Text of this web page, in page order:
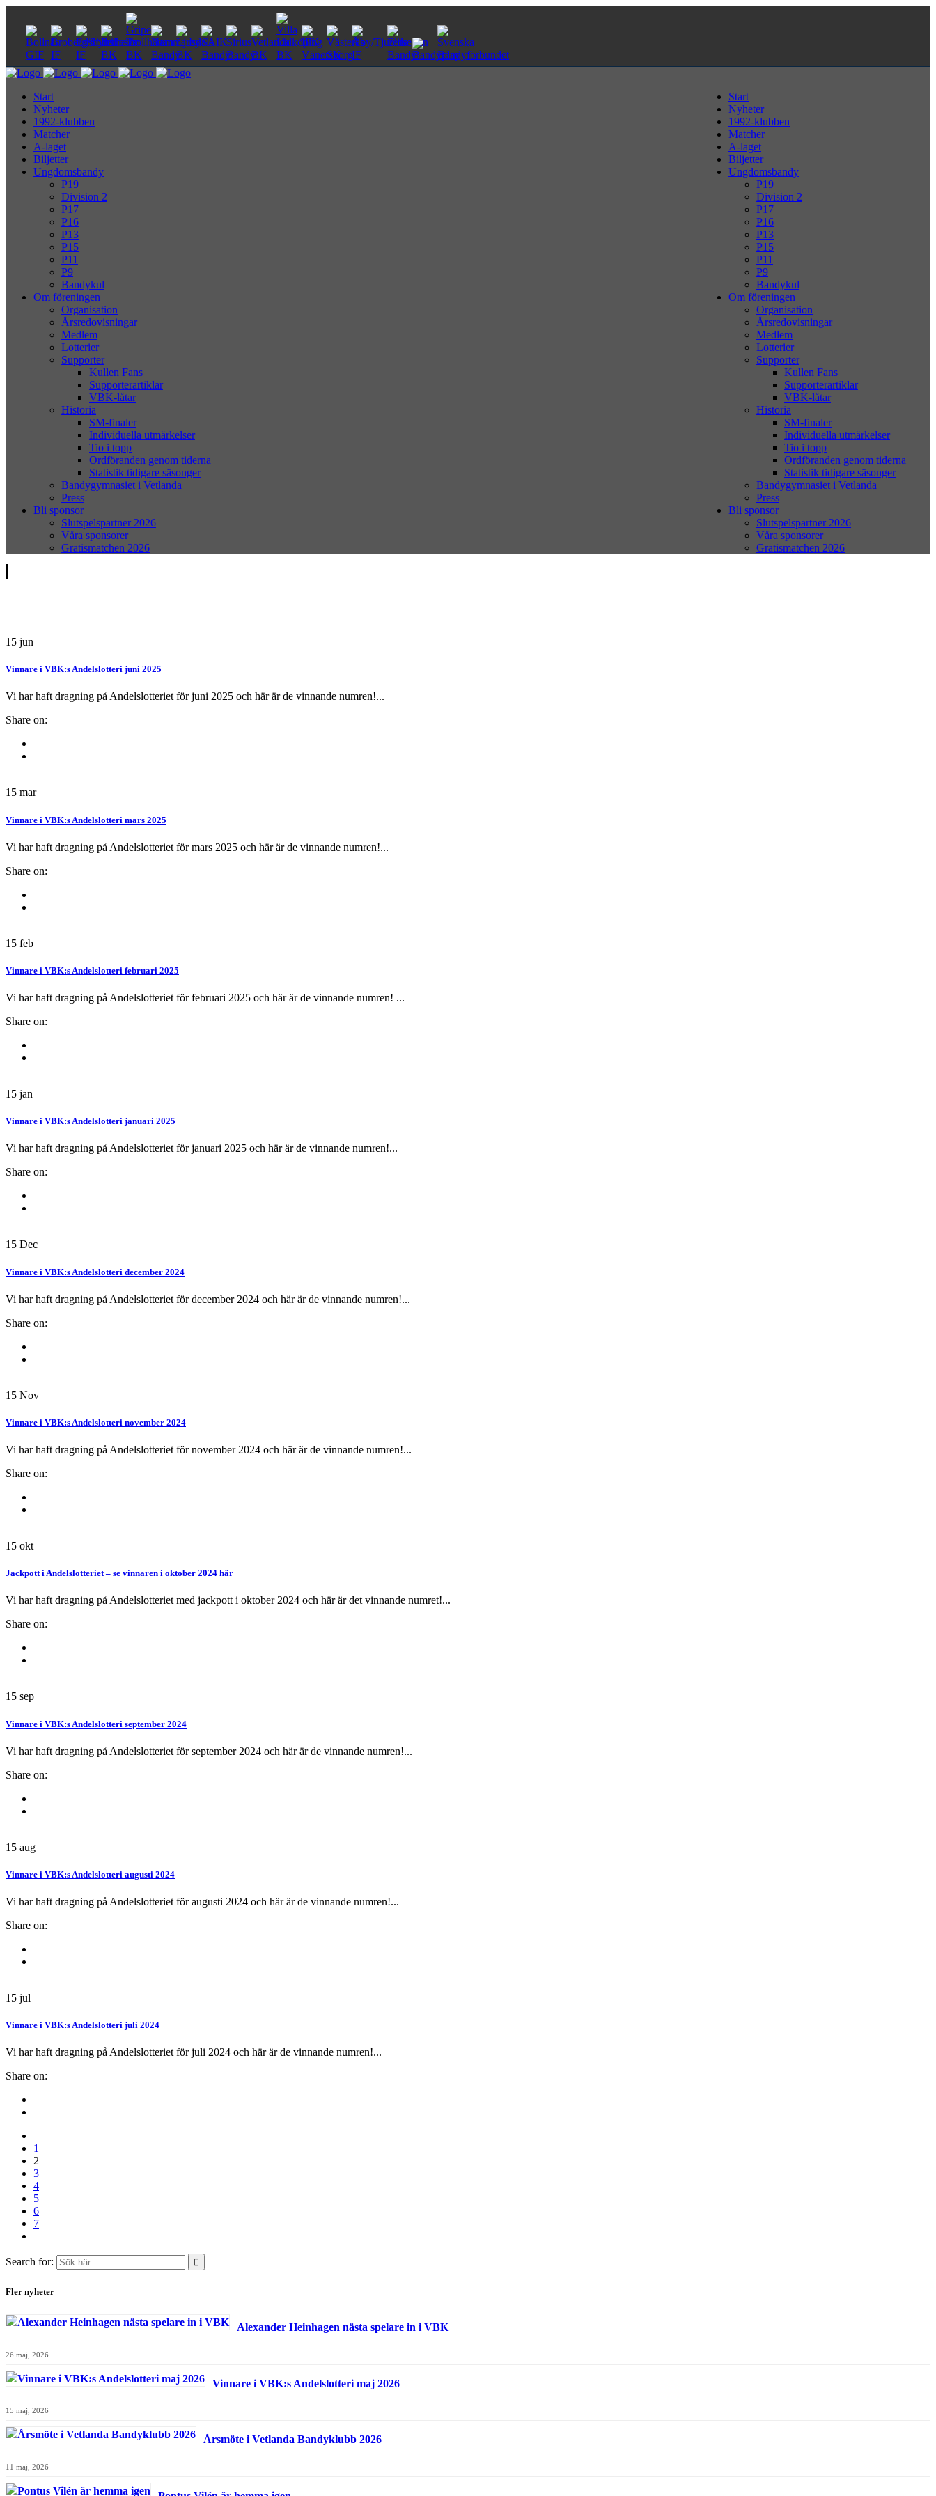
Start
Nyheter
1992-klubben
Matcher
A-laget
Biljetter
Ungdomsbandy
P19
Division 2
P17
P16
P13
P15
P11
P9
Bandykul
Om föreningen
Organisation
Årsredovisningar
Medlem
Lotterier
Supporter
Kullen Fans
Supporterartiklar
VBK-låtar
Historia
SM-finaler
Individuella utmärkelser
Tio i topp
Ordföranden genom tiderna
Statistik tidigare säsonger
Bandygymnasiet i Vetlanda
Press
Bli sponsor
Slutspelspartner 2026
Våra sponsorer
Gratismatchen 2026
Start
Nyheter
1992-klubben
Matcher
A-laget
Biljetter
Ungdomsbandy
P19
Division 2
P17
P16
P13
P15
P11
P9
Bandykul
Om föreningen
Organisation
Årsredovisningar
Medlem
Lotterier
Supporter
Kullen Fans
Supporterartiklar
VBK-låtar
Historia
SM-finaler
Individuella utmärkelser
Tio i topp
Ordföranden genom tiderna
Statistik tidigare säsonger
Bandygymnasiet i Vetlanda
Press
Bli sponsor
Slutspelspartner 2026
Våra sponsorer
Gratismatchen 2026
15 jun
Vinnare i VBK:s Andelslotteri juni 2025
Vi har haft dragning på Andelslotteriet för juni 2025 och här är de vinnande numren!...
Share on:
15 mar
Vinnare i VBK:s Andelslotteri mars 2025
Vi har haft dragning på Andelslotteriet för mars 2025 och här är de vinnande numren!...
Share on:
15 feb
Vinnare i VBK:s Andelslotteri februari 2025
Vi har haft dragning på Andelslotteriet för februari 2025 och här är de vinnande numren! ...
Share on:
15 jan
Vinnare i VBK:s Andelslotteri januari 2025
Vi har haft dragning på Andelslotteriet för januari 2025 och här är de vinnande numren!...
Share on:
15 Dec
Vinnare i VBK:s Andelslotteri december 2024
Vi har haft dragning på Andelslotteriet för december 2024 och här är de vinnande numren!...
Share on:
15 Nov
Vinnare i VBK:s Andelslotteri november 2024
Vi har haft dragning på Andelslotteriet för november 2024 och här är de vinnande numren!...
Share on:
15 okt
Jackpott i Andelslotteriet – se vinnaren i oktober 2024 här
Vi har haft dragning på Andelslotteriet med jackpott i oktober 2024 och här är det vinnande numret!...
Share on:
15 sep
Vinnare i VBK:s Andelslotteri september 2024
Vi har haft dragning på Andelslotteriet för september 2024 och här är de vinnande numren!...
Share on:
15 aug
Vinnare i VBK:s Andelslotteri augusti 2024
Vi har haft dragning på Andelslotteriet för augusti 2024 och här är de vinnande numren!...
Share on:
15 jul
Vinnare i VBK:s Andelslotteri juli 2024
Vi har haft dragning på Andelslotteriet för juli 2024 och här är de vinnande numren!...
Share on:
1
2
3
4
5
6
7
Search for:
Fler nyheter
Alexander Heinhagen nästa spelare in i VBK
26 maj, 2026
Vinnare i VBK:s Andelslotteri maj 2026
15 maj, 2026
Årsmöte i Vetlanda Bandyklubb 2026
11 maj, 2026